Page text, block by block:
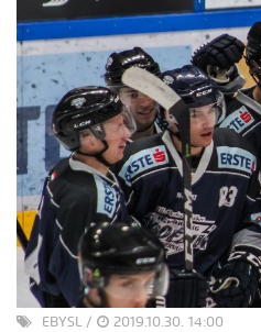
EBYSL / 2019.10.30. 14:00